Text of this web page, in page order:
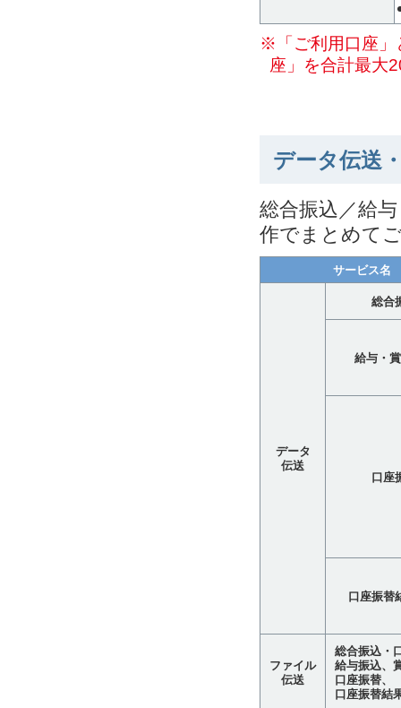
※「ご利用口座」
座」を合計最大
データ伝送
総合振込／給
作でまとめて
サービス名
データ
伝送
総合
給与・
口座
口座振替
ファイル
伝送
総合振込・
給与振込、
口座振替、
口座振替結